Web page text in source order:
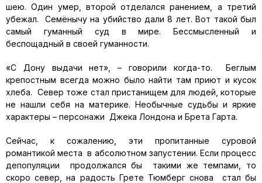
шею. Один умер, второй отделался ранением, а третий
убежал. Семёнычу на убийство дали 8 лет. Вот такой был
самый гуманный суд в мире. Бессмысленный и
беспощадный в своей гуманности.
«С Дону выдачи нет», – говорили когда-то. Беглым
крепостным всегда можно было найти там приют и кусок
хлеба. Север тоже стал пристанищем для людей, которые
не нашли себя на материке. Необычные судьбы и яркие
характеры – персонажи Джека Лондона и Брета Гарта.
Сейчас, к сожалению, эти пропитанные суровой
романтикой места в абсолютном запустении. Если процесс
депопуляции продолжался бы такими же темпами, то
скоро север, на радость Грете Тюмберг снова стал бы